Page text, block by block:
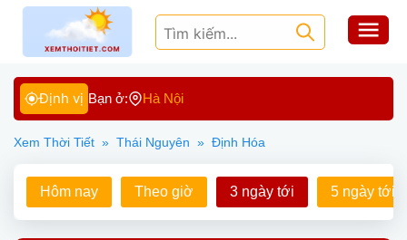
Định vị Bạn ở: Hà Nội
Xem Thời Tiết » Thái Nguyên » Định Hóa
Hôm nay Theo giờ 3 ngày tới 5 ngày tới